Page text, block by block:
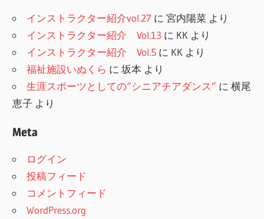
インストラクター紹介vol.27 に宮内陽菜 より
インストラクター紹介 Vol.13 に KK より
インストラクター紹介 Vol.5 に KK より
福祉施設いぬくら に坂本 より
生涯スポーツとしての“シニアチアダンス” に横尾
恵子 より
Meta
ログイン
投稿フィード
コメントフィード
WordPress.org